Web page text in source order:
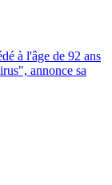
à l'âge de 92 ans
annonce sa